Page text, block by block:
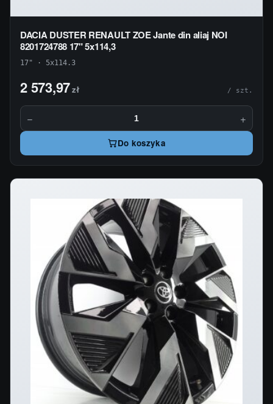
DACIA DUSTER RENAULT ZOE Jante din aliaj NOI
8201724788 17" 5x114,3
17" · 5x114.3
2 573,97zł / szt.
− +
Do koszyka